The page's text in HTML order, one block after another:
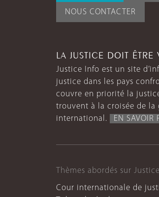
NOUS CONTACTER
LA JUSTICE DOIT ÊTRE
Justice Info est un site
justice dans les pays
couvre en priorité la
trouvent à la croisée de la
international.
EN SAVOIR
Thèmes abordés sur
Cour internationale de